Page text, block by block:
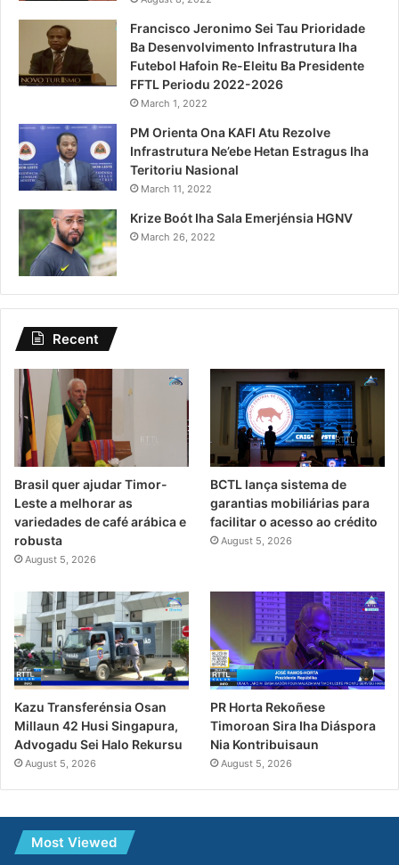
Francisco Jeronimo Sei Tau Prioridade
Ba Desenvolvimento Infrastrutura Iha
Futebol Hafoin Re-Eleitu Ba Presidente
FFTL Periodu 2022-2026
March 1, 2022
PM Orienta Ona KAFI Atu Rezolve
Infrastrutura Ne’ebe Hetan Estragus Iha
Teritoriu Nasional
March 11, 2022
Krize Boót Iha Sala Emerjénsia HGNV
March 26, 2022
Recent
Brasil quer ajudar Timor-
Leste a melhorar as
variedades de café arábica e
robusta
August 5, 2026
BCTL lança sistema de
garantias mobiliárias para
facilitar o acesso ao crédito
August 5, 2026
Kazu Transferénsia Osan
Millaun 42 Husi Singapura,
Advogadu Sei Halo Rekursu
August 5, 2026
PR Horta Rekoñese
Timoroan Sira Iha Diáspora
Nia Kontribuisaun
August 5, 2026
Most Viewed